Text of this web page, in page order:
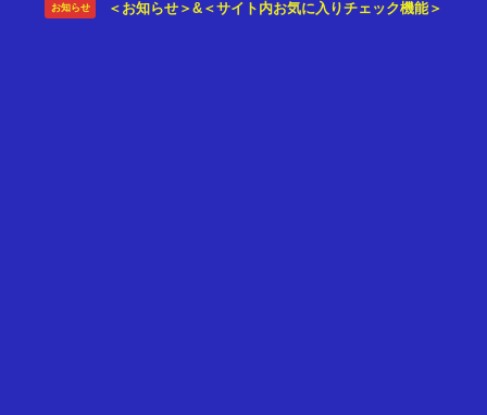
お知らせ ＜お知らせ＞&＜サイト内お気に入りチェック機能＞